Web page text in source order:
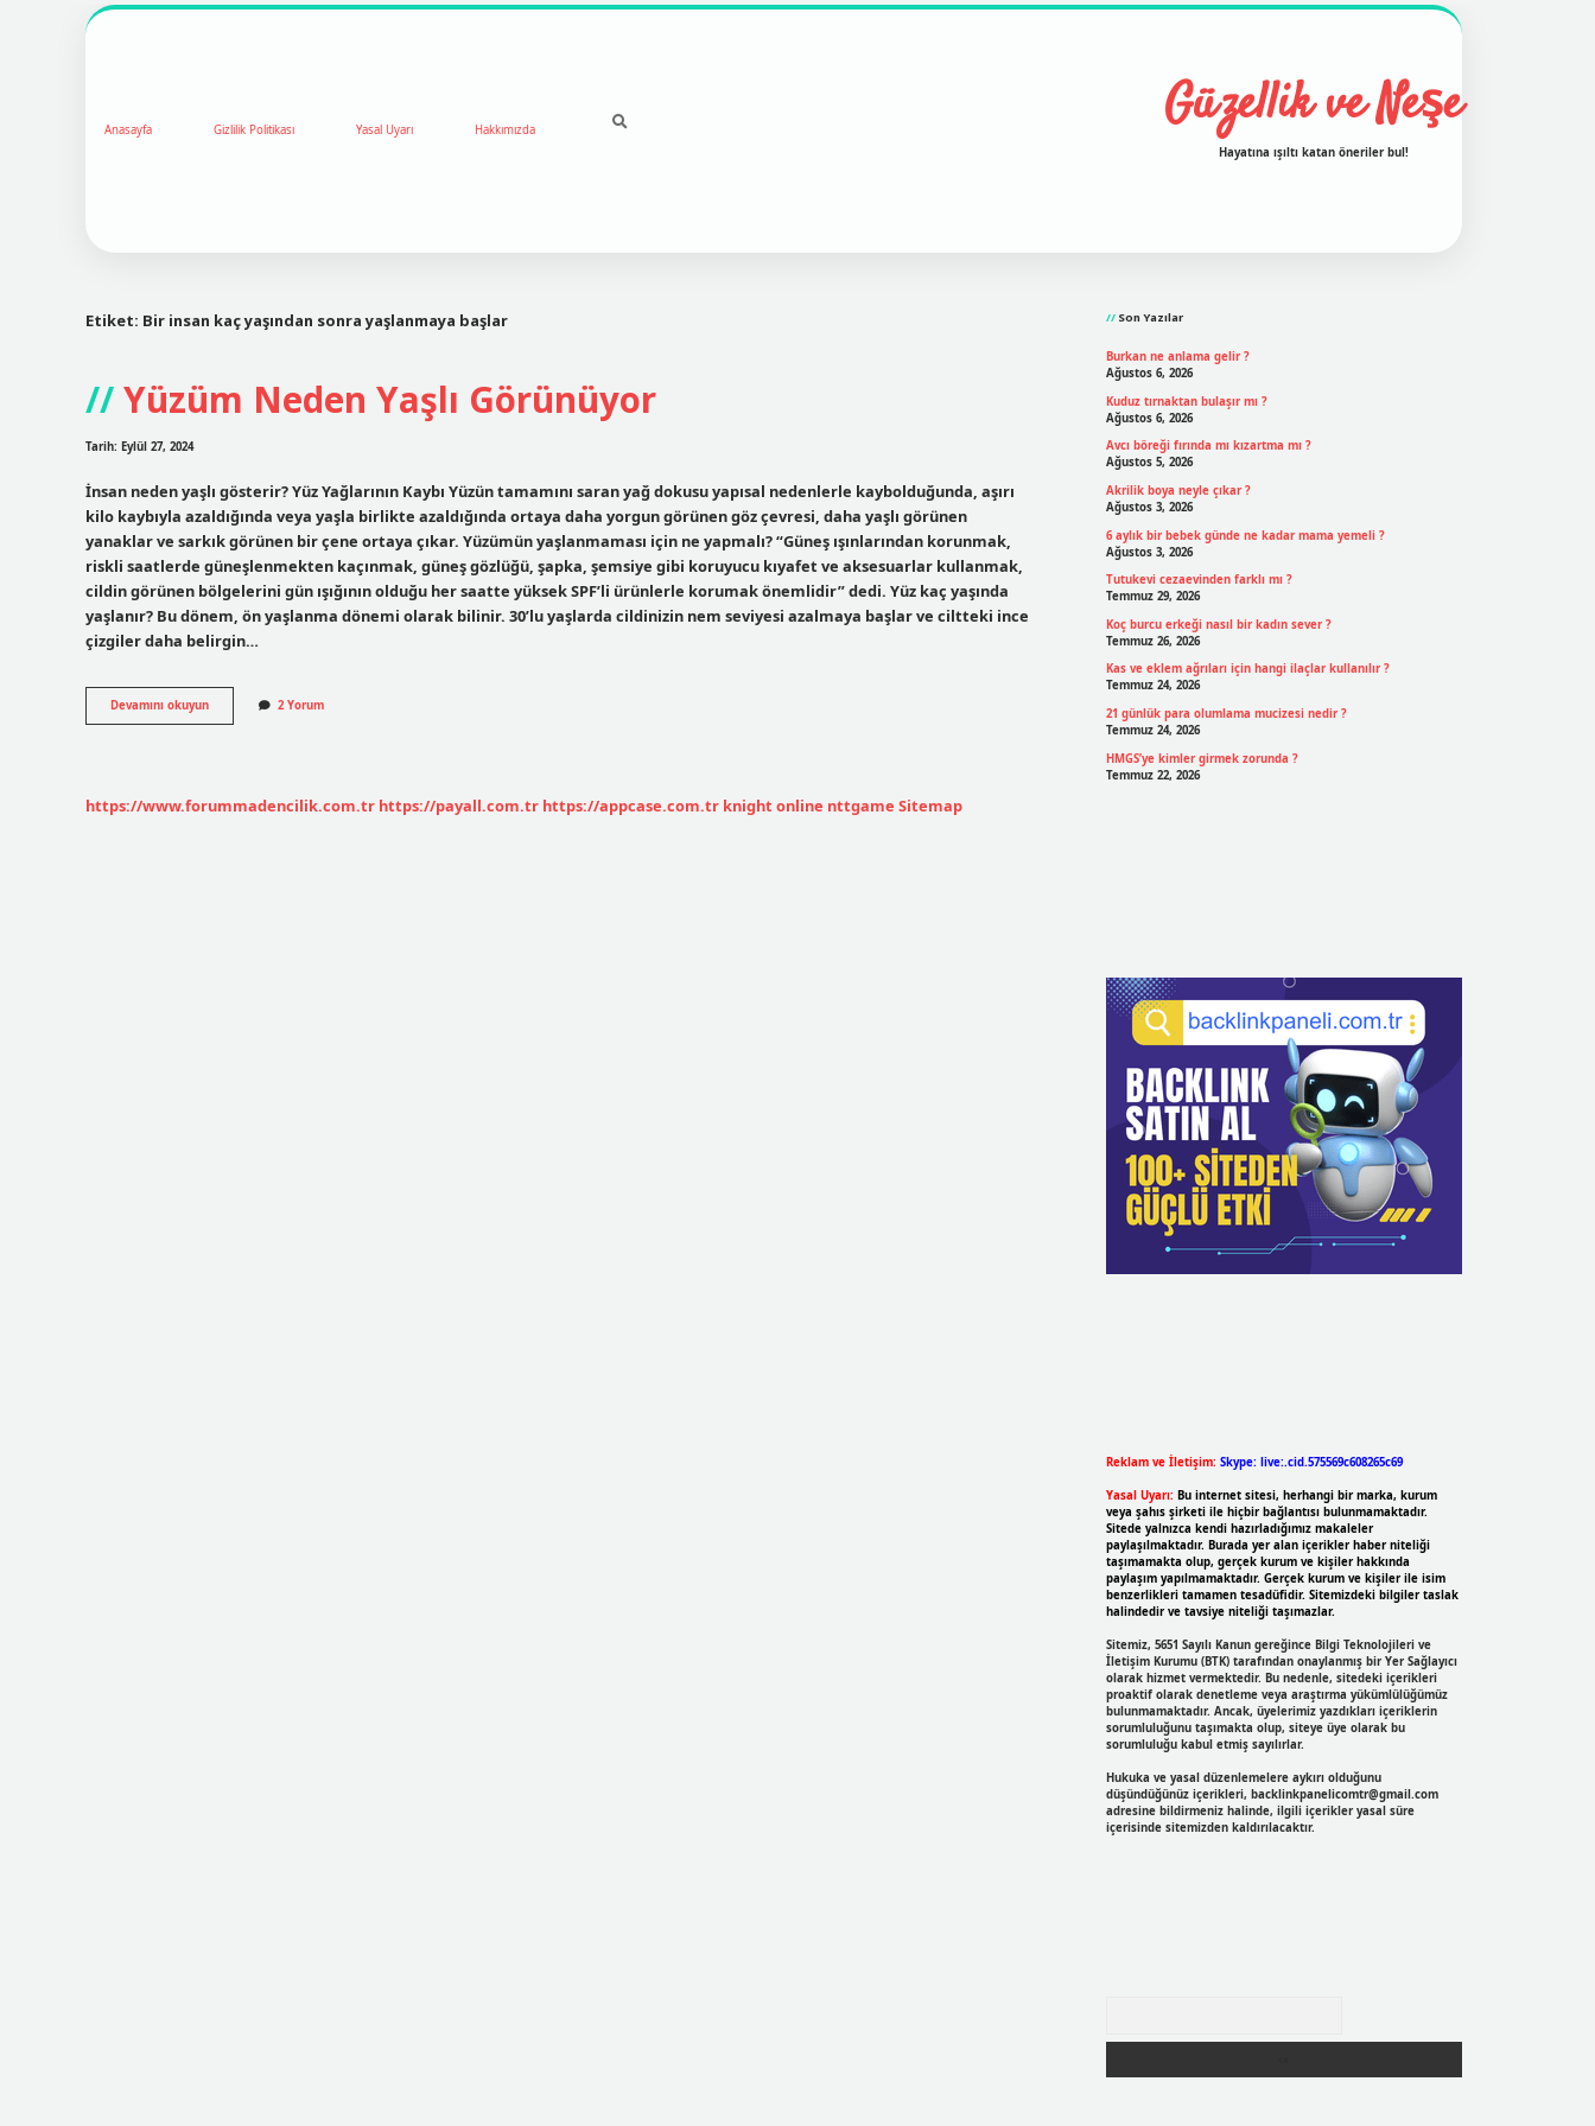
Anasayfa Gizlilik Politikası Yasal Uyarı Hakkımızda Güzellik ve Neşe
Hayatına ışıltı katan öneriler bul!
Etiket: Bir insan kaç yaşından sonra yaşlanmaya başlar
Yüzüm Neden Yaşlı Görünüyor
Tarih: Eylül 27, 2024
İnsan neden yaşlı gösterir? Yüz Yağlarının Kaybı Yüzün tamamını saran yağ dokusu yapısal nedenlerle kaybolduğunda, aşırı
kilo kaybıyla azaldığında veya yaşla birlikte azaldığında ortaya daha yorgun görünen göz çevresi, daha yaşlı görünen
yanaklar ve sarkık görünen bir çene ortaya çıkar. Yüzümün yaşlanmaması için ne yapmalı? “Güneş ışınlarından korunmak,
riskli saatlerde güneşlenmekten kaçınmak, güneş gözlüğü, şapka, şemsiye gibi koruyucu kıyafet ve aksesuarlar kullanmak,
cildin görünen bölgelerini gün ışığının olduğu her saatte yüksek SPF’li ürünlerle korumak önemlidir” dedi. Yüz kaç yaşında
yaşlanır? Bu dönem, ön yaşlanma dönemi olarak bilinir. 30’lu yaşlarda cildinizin nem seviyesi azalmaya başlar ve ciltteki ince
çizgiler daha belirgin…
Devamını okuyunYüzüm
Neden
2 Yorum
https://www.forummadencilik.com.tr https://payall.com.tr https://appcase.com.tr knight online nttgame Sitemap
Son Yazılar
Burkan ne anlama gelir ?
Ağustos 6, 2026
Kuduz tırnaktan bulaşır mı ?
Ağustos 6, 2026
Avcı böreği fırında mı kızartma mı ?
Ağustos 5, 2026
Akrilik boya neyle çıkar ?
Ağustos 3, 2026
6 aylık bir bebek günde ne kadar mama yemeli ?
Ağustos 3, 2026
Tutukevi cezaevinden farklı mı ?
Temmuz 29, 2026
Koç burcu erkeği nasıl bir kadın sever ?
Temmuz 26, 2026
Kas ve eklem ağrıları için hangi ilaçlar kullanılır ?
Temmuz 24, 2026
21 günlük para olumlama mucizesi nedir ?
Temmuz 24, 2026
HMGS’ye kimler girmek zorunda ?
Temmuz 22, 2026
Reklam ve İletişim: Skype: live:.cid.575569c608265c69
Yasal Uyarı: Bu internet sitesi, herhangi bir marka, kurum
veya şahıs şirketi ile hiçbir bağlantısı bulunmamaktadır.
Sitede yalnızca kendi hazırladığımız makaleler
paylaşılmaktadır. Burada yer alan içerikler haber niteliği
taşımamakta olup, gerçek kurum ve kişiler hakkında
paylaşım yapılmamaktadır. Gerçek kurum ve kişiler ile isim
benzerlikleri tamamen tesadüfidir. Sitemizdeki bilgiler taslak
halindedir ve tavsiye niteliği taşımazlar.
Sitemiz, 5651 Sayılı Kanun gereğince Bilgi Teknolojileri ve
İletişim Kurumu (BTK) tarafından onaylanmış bir Yer Sağlayıcı
olarak hizmet vermektedir. Bu nedenle, sitedeki içerikleri
proaktif olarak denetleme veya araştırma yükümlülüğümüz
bulunmamaktadır. Ancak, üyelerimiz yazdıkları içeriklerin
sorumluluğunu taşımakta olup, siteye üye olarak bu
sorumluluğu kabul etmiş sayılırlar.
Hukuka ve yasal düzenlemelere aykırı olduğunu
düşündüğünüz içerikleri, backlinkpanelicomtr@gmail.com
adresine bildirmeniz halinde, ilgili içerikler yasal süre
içerisinde sitemizden kaldırılacaktır.